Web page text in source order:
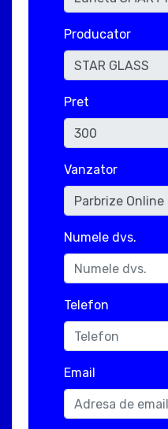
Producator
Pret
Vanzator
Numele dvs.
Telefon
Email